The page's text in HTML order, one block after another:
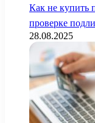
Как не купить
проверке
28.08.2025